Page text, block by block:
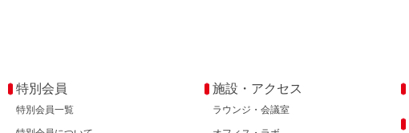
特別会員
特別会員一覧
施設・アクセス
ラウンジ・会議室